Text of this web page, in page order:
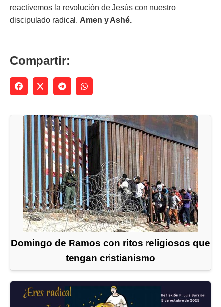
reactivemos la revolución de Jesús con nuestro
discipulado radical. Amen y Ashé.
Compartir:
Domingo de Ramos con ritos religiosos que
tengan cristianismo